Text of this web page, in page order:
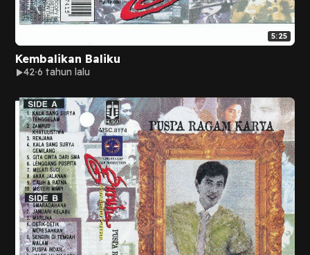
5:25
Kembalikan Baliku
42 6 tahun lalu